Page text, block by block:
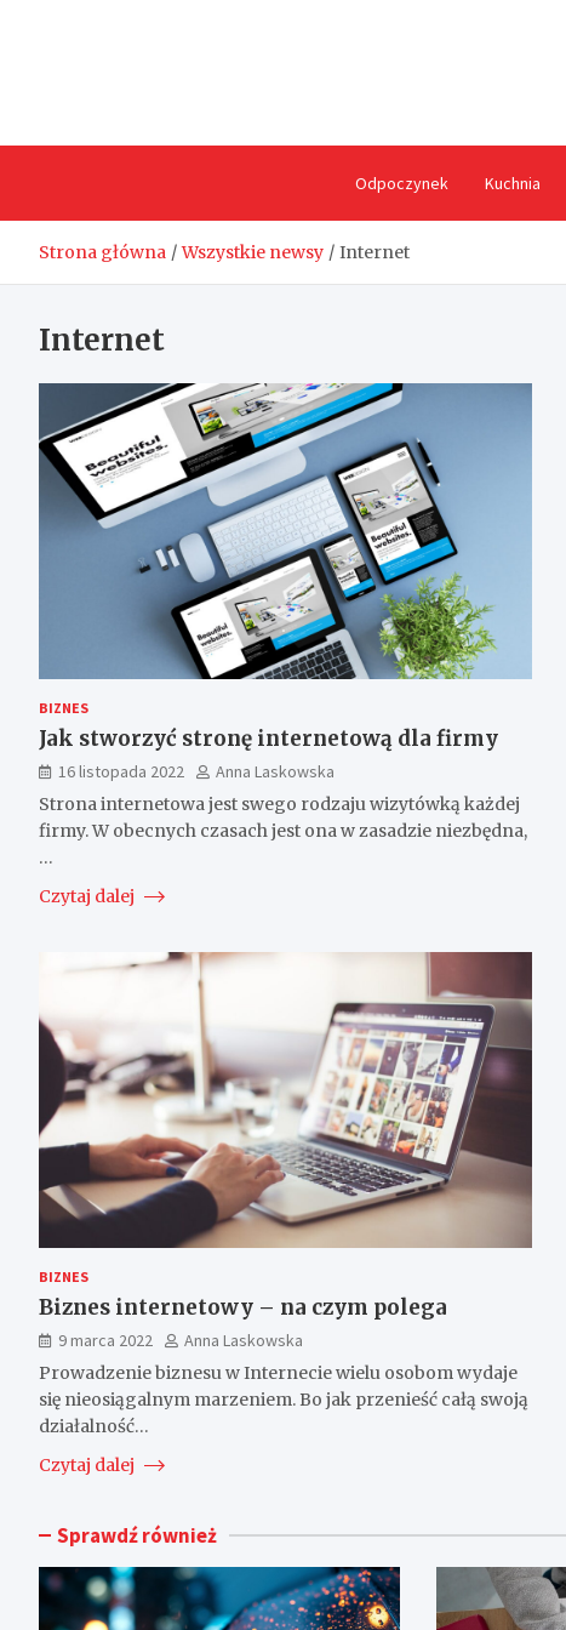
Odpoczynek Kuchnia
Strona główna Wszystkie newsy Internet
Internet
BIZNES
Jak stworzyć stronę internetową dla firmy
16 listopada 2022
Anna Laskowska
Strona internetowa jest swego rodzaju wizytówką każdej
firmy. W obecnych czasach jest ona w zasadzie niezbędna,
…
Czytaj dalej
BIZNES
Biznes internetowy – na czym polega
9 marca 2022
Anna Laskowska
Prowadzenie biznesu w Internecie wielu osobom wydaje
się nieosiągalnym marzeniem. Bo jak przenieść całą swoją
działalność…
Czytaj dalej
Sprawdź również